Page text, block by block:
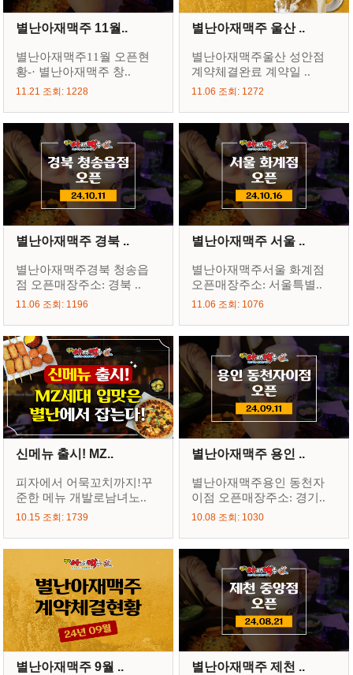
별난아재맥주 11월..
별난아재맥주11월 오픈현
황-· 별난아재맥주 창..
11.21 조회: 1228
별난아재맥주 울산 ..
별난아재맥주울산 성안점
계약체결완료 계약일 ..
11.06 조회: 1272
별난아재맥주 경북 ..
별난아재맥주경북 청송읍
점 오픈매장주소: 경북 ..
11.06 조회: 1196
별난아재맥주 서울 ..
별난아재맥주서울 화계점
오픈매장주소: 서울특별..
11.06 조회: 1076
신메뉴 출시! MZ..
피자에서 어묵꼬치까지!꾸
준한 메뉴 개발로남녀노..
10.15 조회: 1739
별난아재맥주 용인 ..
별난아재맥주용인 동천자
이점 오픈매장주소: 경기..
10.08 조회: 1030
별난아재맥주 9월 .. 별난아재맥주 제천 ..